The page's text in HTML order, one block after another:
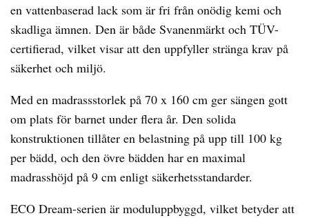
en vattenbaserad lack som är fri från onödig kemi och
skadliga ämnen. Den är både Svanenmärkt och TÜV-
certifierad, vilket visar att den uppfyller stränga krav på
säkerhet och miljö.
Med en madrassstorlek på 70 x 160 cm ger sängen gott
om plats för barnet under flera år. Den solida
konstruktionen tillåter en belastning på upp till 100 kg
per bädd, och den övre bädden har en maximal
madrasshöjd på 9 cm enligt säkerhetsstandarder.
ECO Dream-serien är moduluppbyggd, vilket betyder att